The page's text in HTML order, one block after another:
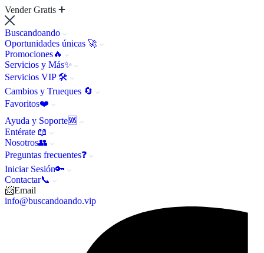
Vender Gratis
Buscandoando
Oportunidades únicas 🚀
Promociones🔥
Servicios y Más✨
Servicios VIP 🛠️
Cambios y Trueques 🔄
Favoritos❤️
Ayuda y Soporte🆘
Entérate 📖
Nosotros👥
Preguntas frecuentes❓
Iniciar Sesión🔑
Contactar📞
📨Email
info@buscandoando.vip